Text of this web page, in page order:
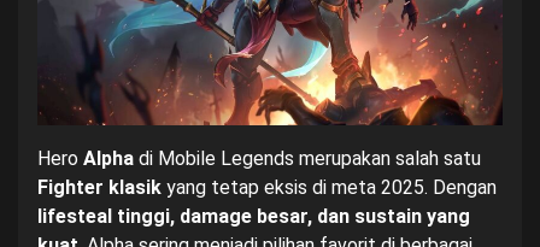
Hero Alpha di Mobile Legends merupakan salah satu
Fighter klasik yang tetap eksis di meta 2025. Dengan
lifesteal tinggi, damage besar, dan sustain yang